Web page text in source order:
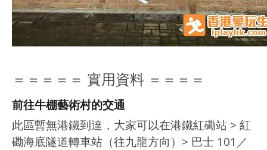
＝＝＝＝＝ 實用資料 ＝＝＝＝
前往牛棚藝術村的交通
此區暫無港鐵到達，大家可以在港鐵紅磡站 > 紅
磡海底隧道轉車站（往九龍方向）> 巴士 101／